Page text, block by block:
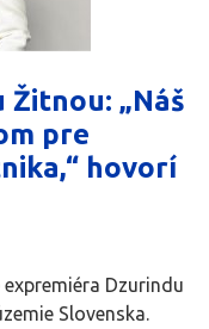
Žitnou: „Náš
pre
hovorí
Dzurindu
Slovenska.